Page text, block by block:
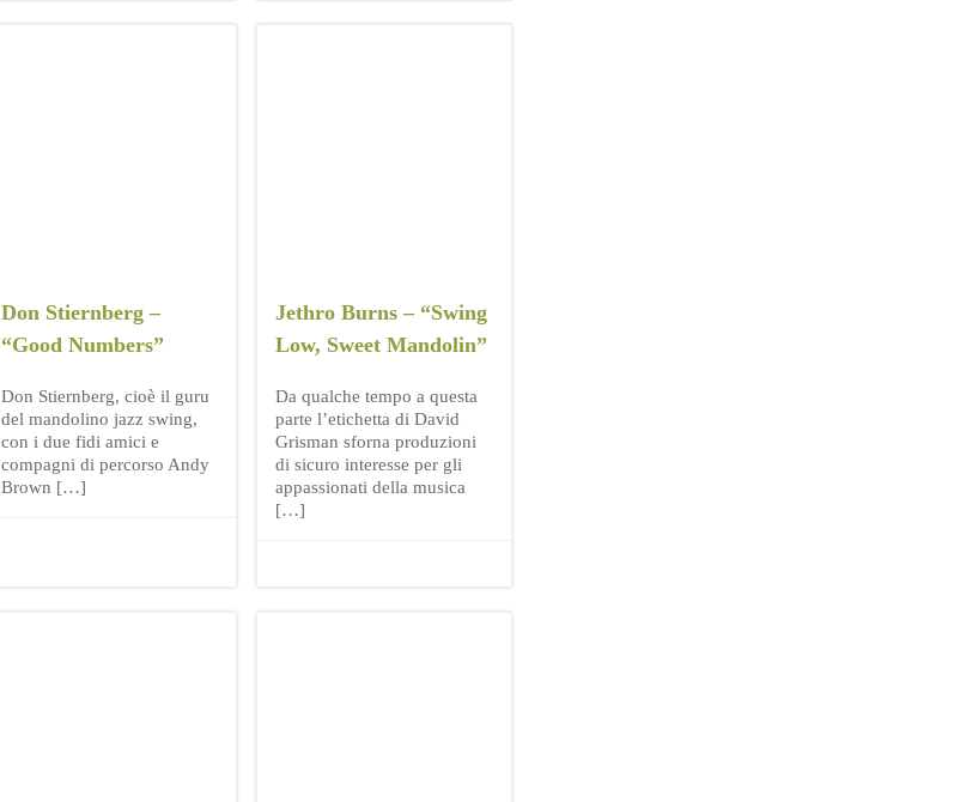
Don Stiernberg –
“Good Numbers”
Don Stiernberg, cioè il guru
del mandolino jazz swing,
con i due fidi amici e
compagni di percorso Andy
Brown […]
Jethro Burns – “Swing
Low, Sweet Mandolin”
Da qualche tempo a questa
parte l’etichetta di David
Grisman sforna produzioni
di sicuro interesse per gli
appassionati della musica
[…]